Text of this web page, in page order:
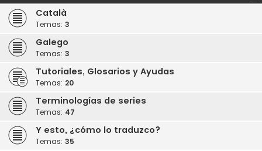
Català
Temas: 3
Galego
Temas: 3
Tutoriales, Glosarios y Ayudas
Temas: 20
Terminologías de series
Temas: 47
Y esto, ¿cómo lo traduzco?
Temas: 35